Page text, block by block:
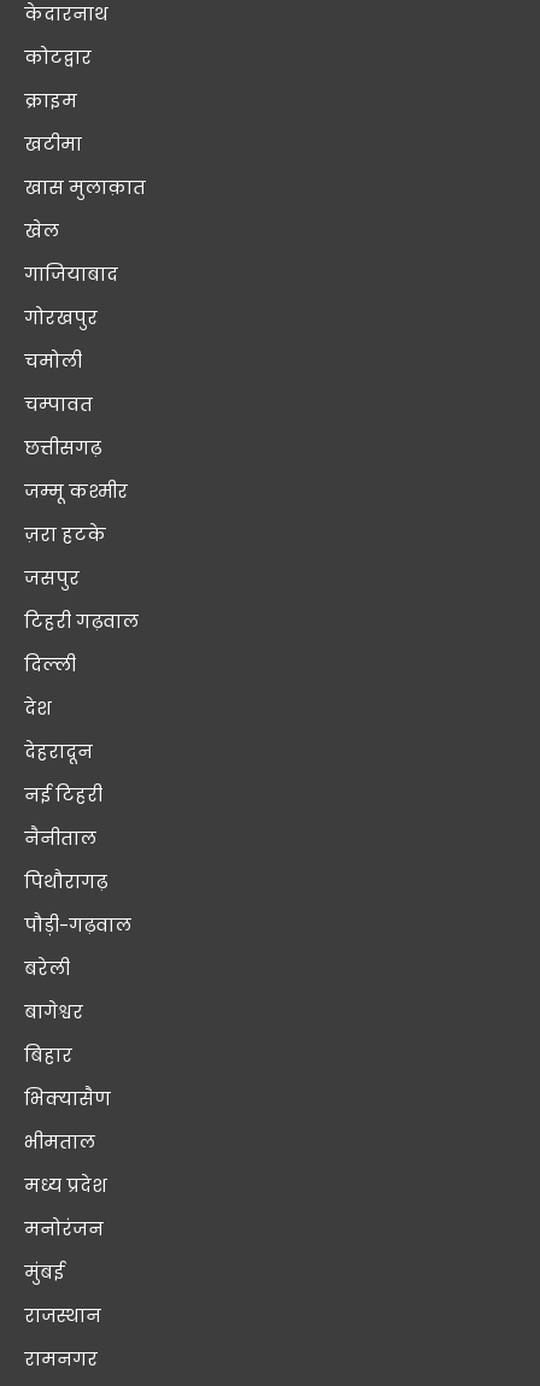
केदारनाथ
कोटद्वार
क्राइम
खटीमा
खास मुलाक़ात
खेल
गाजियाबाद
गोरखपुर
चमोली
चम्पावत
छत्तीसगढ़
जम्मू कश्मीर
ज़रा हटके
जसपुर
टिहरी गढ़वाल
दिल्ली
देश
देहरादून
नई टिहरी
नैनीताल
पिथौरागढ़
पौड़ी-गढ़वाल
बरेली
बागेश्वर
बिहार
भिक्यासैण
भीमताल
मध्य प्रदेश
मनोरंजन
मुंबई
राजस्थान
रामनगर